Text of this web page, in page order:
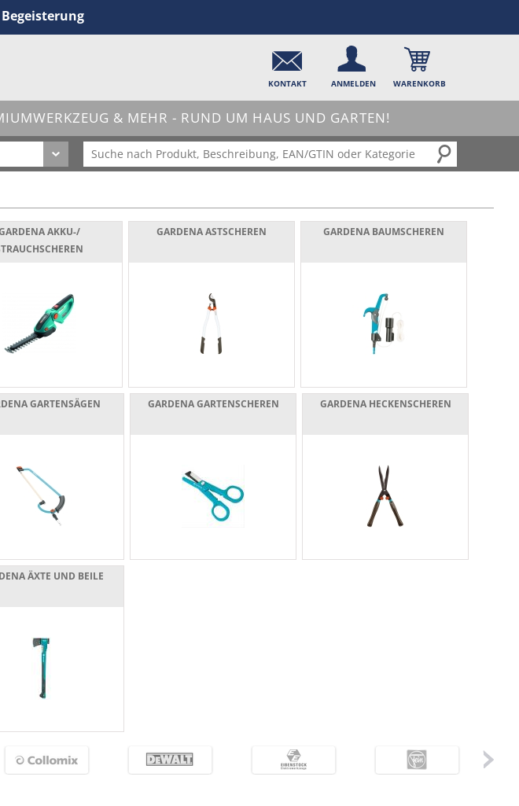
KONTAKT ANMELDEN WARENKORB
& MEHR - RUND UM HAUS UND GARTEN!
AKKU-/
GARDENA ASTSCHEREN GARDENA BAUMSCHEREN
GARTENSÄGEN GARDENA GARTENSCHEREN GARDENA HECKENSCHEREN
ÄXTE UND BEILE